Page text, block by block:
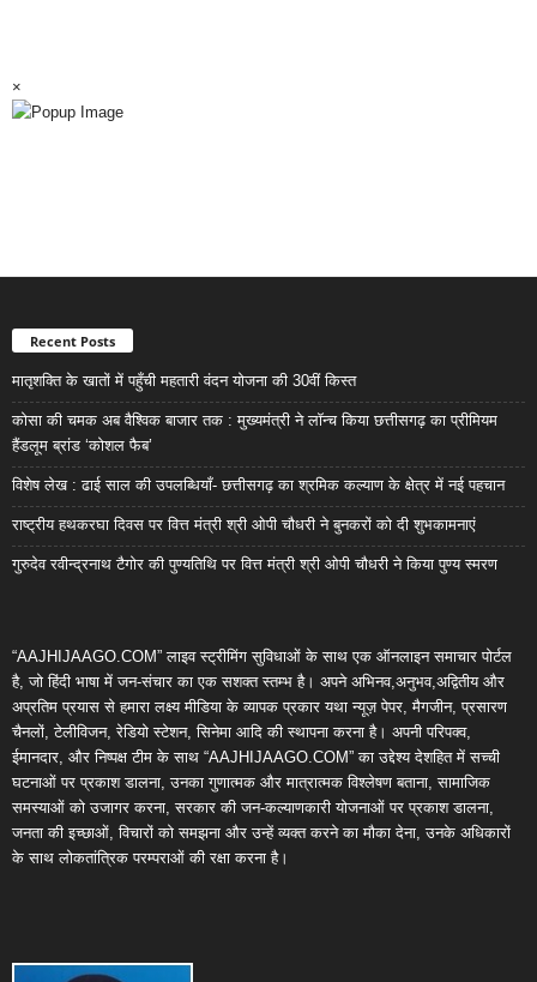
×
Recent Posts
मातृशक्ति के खातों में पहुँची महतारी वंदन योजना की 30वीं किस्त
कोसा की चमक अब वैश्विक बाजार तक : मुख्यमंत्री ने लॉन्च किया छत्तीसगढ़ का प्रीमियम
हैंडलूम ब्रांड ‘कोशल फैब’
विशेष लेख : ढाई साल की उपलब्धियाँ- छत्तीसगढ़ का श्रमिक कल्याण के क्षेत्र में नई पहचान
राष्ट्रीय हथकरघा दिवस पर वित्त मंत्री श्री ओपी चौधरी ने बुनकरों को दी शुभकामनाएं
गुरुदेव रवीन्द्रनाथ टैगोर की पुण्यतिथि पर वित्त मंत्री श्री ओपी चौधरी ने किया पुण्य स्मरण
“AAJHIJAAGO.COM” लाइव स्ट्रीमिंग सुविधाओं के साथ एक ऑनलाइन समाचार पोर्टल
है, जो हिंदी भाषा में जन-संचार का एक सशक्त स्तम्भ है। अपने अभिनव,अनुभव,अद्वितीय और
अप्रतिम प्रयास से हमारा लक्ष्य मीडिया के व्यापक प्रकार यथा न्यूज़ पेपर, मैगजीन, प्रसारण
चैनलों, टेलीविजन, रेडियो स्टेशन, सिनेमा आदि की स्थापना करना है। अपनी परिपक्व,
ईमानदार, और निष्पक्ष टीम के साथ “AAJHIJAAGO.COM” का उद्देश्य देशहित में सच्ची
घटनाओं पर प्रकाश डालना, उनका गुणात्मक और मात्रात्मक विश्लेषण बताना, सामाजिक
समस्याओं को उजागर करना, सरकार की जन-कल्याणकारी योजनाओं पर प्रकाश डालना,
जनता की इच्छाओं, विचारों को समझना और उन्हें व्यक्त करने का मौका देना, उनके अधिकारों
के साथ लोकतांत्रिक परम्पराओं की रक्षा करना है।